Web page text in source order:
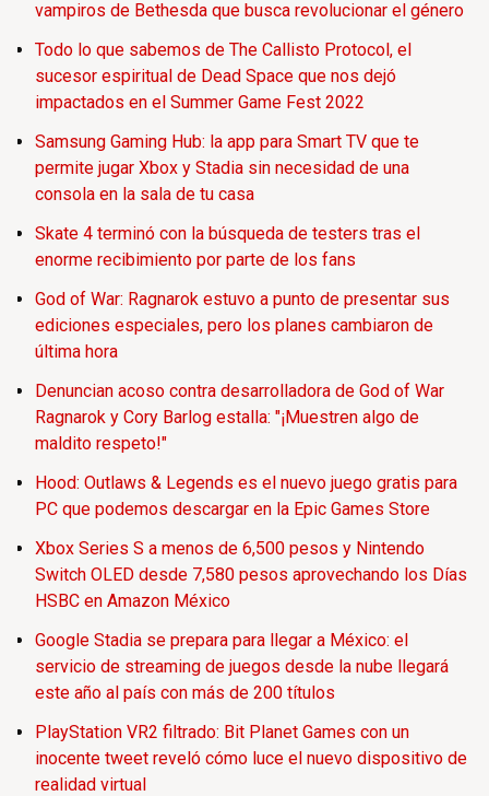
vampiros de Bethesda que busca revolucionar el género
Todo lo que sabemos de The Callisto Protocol, el
sucesor espiritual de Dead Space que nos dejó
impactados en el Summer Game Fest 2022
Samsung Gaming Hub: la app para Smart TV que te
permite jugar Xbox y Stadia sin necesidad de una
consola en la sala de tu casa
Skate 4 terminó con la búsqueda de testers tras el
enorme recibimiento por parte de los fans
God of War: Ragnarok estuvo a punto de presentar sus
ediciones especiales, pero los planes cambiaron de
última hora
Denuncian acoso contra desarrolladora de God of War
Ragnarok y Cory Barlog estalla: "¡Muestren algo de
maldito respeto!"
Hood: Outlaws & Legends es el nuevo juego gratis para
PC que podemos descargar en la Epic Games Store
Xbox Series S a menos de 6,500 pesos y Nintendo
Switch OLED desde 7,580 pesos aprovechando los Días
HSBC en Amazon México
Google Stadia se prepara para llegar a México: el
servicio de streaming de juegos desde la nube llegará
este año al país con más de 200 títulos
PlayStation VR2 filtrado: Bit Planet Games con un
inocente tweet reveló cómo luce el nuevo dispositivo de
realidad virtual